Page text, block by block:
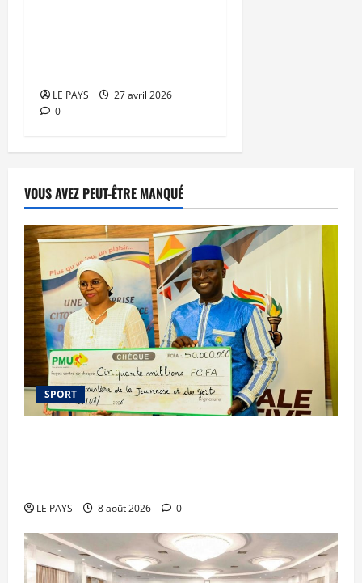
LE PAYS
27 avril 2026
0
VOUS AVEZ PEUT-ÊTRE MANQUÉ
SPORT
LE PAYS 8 août 2026 0